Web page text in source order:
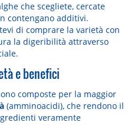
che scegliete, cercate
contengano additivi.
di comprare la varietà con
la digeribilità attraverso
e benefici
composte per la maggior
(amminoacidi), che rendono il
veramente